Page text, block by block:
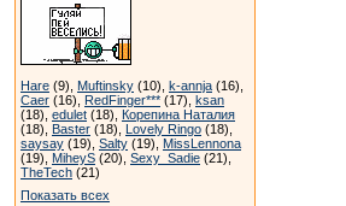
Hare (9), Muftinsky (10), k-annja (16),
Caer (16), RedFinger*** (17), ksan
(18), edulet (18), Корепина Наталия
(18), Baster (18), Lovely Ringo (18),
saysay (19), Salty (19), MissLennona
(19), MiheyS (20), Sexy_Sadie (21),
TheTech (21)
Показать всех